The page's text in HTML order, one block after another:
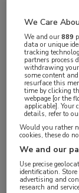
Bij ernstig
die
verminderde
sterfte. Dit
Tags:
baricitinib,
We Care
We and our889
data or unique
tracking
partners process
withdrawing
some content
resurface this
time by clicking
webpage [or the
applicable]. Your
details, refer to
Would you rather
cookies, these do
We and our
Use precise
identification.
advertising and
research and